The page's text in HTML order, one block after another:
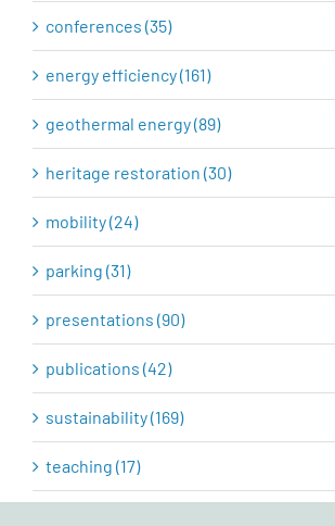
conferences (35)
energy efficiency (161)
geothermal energy (89)
heritage restoration (30)
mobility (24)
parking (31)
presentations (90)
publications (42)
sustainability (169)
teaching (17)